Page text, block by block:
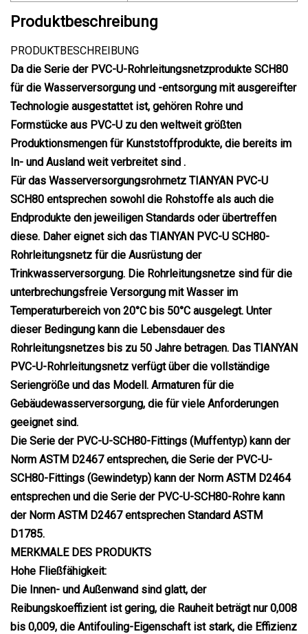
Produktbeschreibung
PRODUKTBESCHREIBUNG
Da die Serie der PVC-U-Rohrleitungsnetzprodukte SCH80
für die Wasserversorgung und -entsorgung mit ausgereifter
Technologie ausgestattet ist, gehören Rohre und
Formstücke aus PVC-U zu den weltweit größten
Produktionsmengen für Kunststoffprodukte, die bereits im
In- und Ausland weit verbreitet sind .
Für das Wasserversorgungsrohrnetz TIANYAN PVC-U
SCH80 entsprechen sowohl die Rohstoffe als auch die
Endprodukte den jeweiligen Standards oder übertreffen
diese. Daher eignet sich das TIANYAN PVC-U SCH80-
Rohrleitungsnetz für die Ausrüstung der
Trinkwasserversorgung. Die Rohrleitungsnetze sind für die
unterbrechungsfreie Versorgung mit Wasser im
Temperaturbereich von 20°C bis 50°C ausgelegt. Unter
dieser Bedingung kann die Lebensdauer des
Rohrleitungsnetzes bis zu 50 Jahre betragen. Das TIANYAN
PVC-U-Rohrleitungsnetz verfügt über die vollständige
Seriengröße und das Modell. Armaturen für die
Gebäudewasserversorgung, die für viele Anforderungen
geeignet sind.
Die Serie der PVC-U-SCH80-Fittings (Muffentyp) kann der
Norm ASTM D2467 entsprechen, die Serie der PVC-U-
SCH80-Fittings (Gewindetyp) kann der Norm ASTM D2464
entsprechen und die Serie der PVC-U-SCH80-Rohre kann
der Norm ASTM D2467 entsprechen Standard ASTM
D1785.
MERKMALE DES PRODUKTS
Hohe Fließfähigkeit:
Die Innen- und Außenwand sind glatt, der
Reibungskoeffizient ist gering, die Rauheit beträgt nur 0,008
bis 0,009, die Antifouling-Eigenschaft ist stark, die Effizienz